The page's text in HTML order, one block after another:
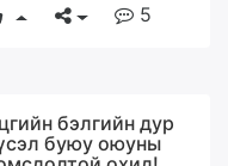
5
бэлгийн дур
буюу оюуны